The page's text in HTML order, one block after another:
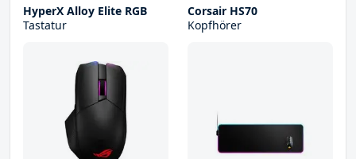
HyperX Alloy Elite RGB
Tastatur
Corsair HS70
Kopfhörer